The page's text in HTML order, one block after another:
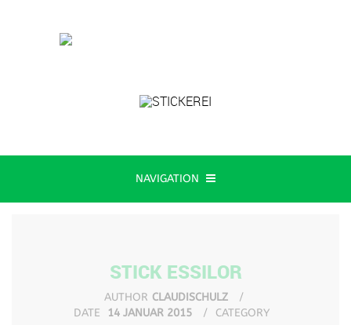
NAVIGATION
STICK ESSILOR
AUTHOR CLAUDISCHULZ
DATE
14 JANUAR 2015 CATEGORY